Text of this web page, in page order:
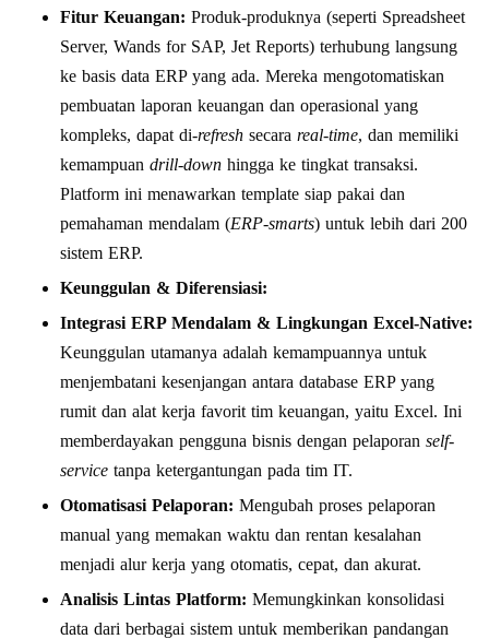
Fitur Keuangan: Produk-produknya (seperti Spreadsheet
Server, Wands for SAP, Jet Reports) terhubung langsung
ke basis data ERP yang ada. Mereka mengotomatiskan
pembuatan laporan keuangan dan operasional yang
kompleks, dapat di-refresh secara real-time, dan memiliki
kemampuan drill-down hingga ke tingkat transaksi.
Platform ini menawarkan template siap pakai dan
pemahaman mendalam (ERP-smarts) untuk lebih dari 200
sistem ERP.
Keunggulan & Diferensiasi:
Integrasi ERP Mendalam & Lingkungan Excel-Native:
Keunggulan utamanya adalah kemampuannya untuk
menjembatani kesenjangan antara database ERP yang
rumit dan alat kerja favorit tim keuangan, yaitu Excel. Ini
memberdayakan pengguna bisnis dengan pelaporan self-
service tanpa ketergantungan pada tim IT.
Otomatisasi Pelaporan: Mengubah proses pelaporan
manual yang memakan waktu dan rentan kesalahan
menjadi alur kerja yang otomatis, cepat, dan akurat.
Analisis Lintas Platform: Memungkinkan konsolidasi
data dari berbagai sistem untuk memberikan pandangan